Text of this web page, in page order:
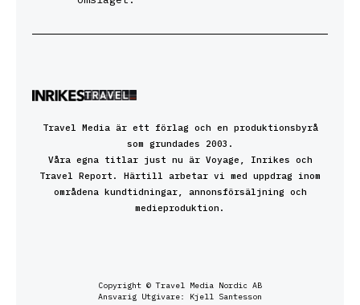
Travel Media är ett förlag och en produktionsbyrå
som grundades 2003.
Våra egna titlar just nu är Voyage, Inrikes och
Travel Report. Härtill arbetar vi med uppdrag inom
områdena kundtidningar, annonsförsäljning och
medieproduktion.
Copyright © Travel Media Nordic AB
Ansvarig Utgivare: Kjell Santesson